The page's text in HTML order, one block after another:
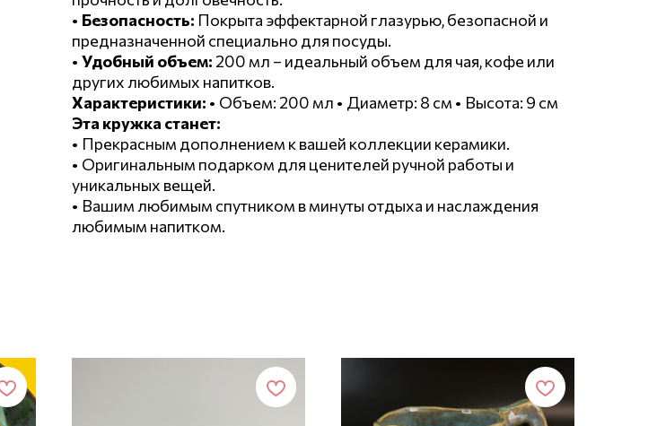
• Безопасность: Покрыта эффектарной глазурью, безопасной и
предназначенной специально для посуды.
• Удобный объем: 200 мл – идеальный объем для чая, кофе или
других любимых напитков.
Характеристики: • Объем: 200 мл • Диаметр: 8 см • Высота: 9 см
Эта кружка станет:
• Прекрасным дополнением к вашей коллекции керамики.
• Оригинальным подарком для ценителей ручной работы и
уникальных вещей.
• Вашим любимым спутником в минуты отдыха и наслаждения
любимым напитком.